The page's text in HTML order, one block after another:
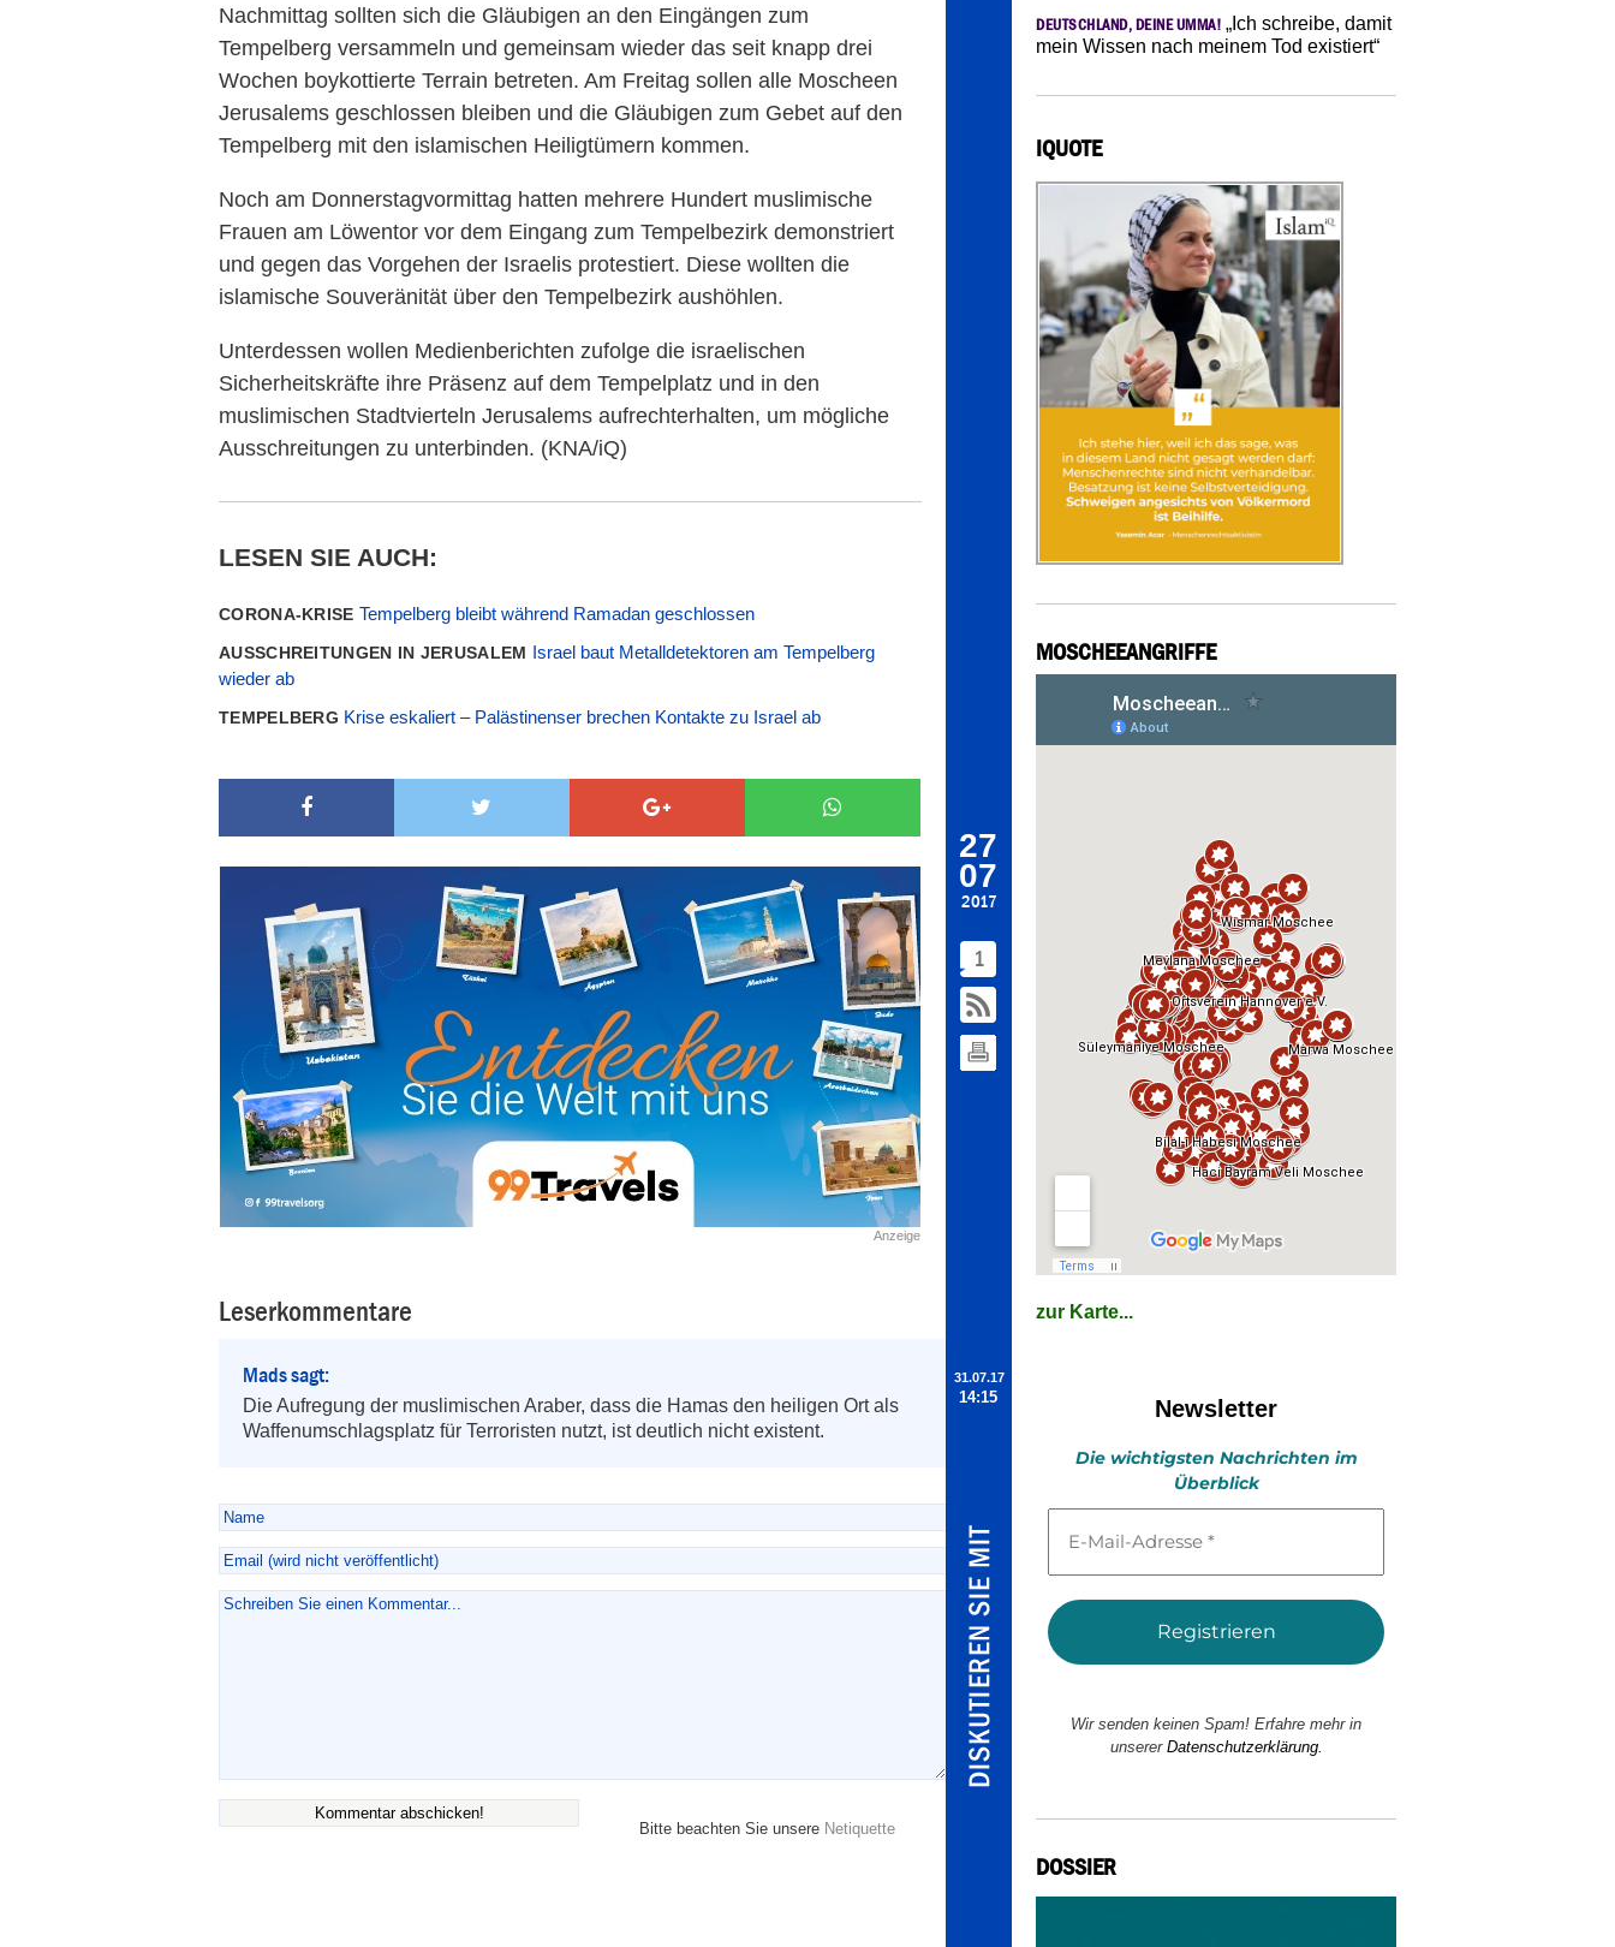
27
07
2017
1
Nachmittag sollten sich die Gläubigen an den Eingängen zum
Tempelberg versammeln und gemeinsam wieder das seit knapp drei
Wochen boykottierte Terrain betreten. Am Freitag sollen alle Moscheen
Jerusalems geschlossen bleiben und die Gläubigen zum Gebet auf den
Tempelberg mit den islamischen Heiligtümern kommen.
Noch am Donnerstagvormittag hatten mehrere Hundert muslimische
Frauen am Löwentor vor dem Eingang zum Tempelbezirk demonstriert
und gegen das Vorgehen der Israelis protestiert. Diese wollten die
islamische Souveränität über den Tempelbezirk aushöhlen.
Unterdessen wollen Medienberichten zufolge die israelischen
Sicherheitskräfte ihre Präsenz auf dem Tempelplatz und in den
muslimischen Stadtvierteln Jerusalems aufrechterhalten, um mögliche
Ausschreitungen zu unterbinden. (KNA/iQ)
LESEN SIE AUCH:
CORONA-KRISE Tempelberg bleibt während Ramadan geschlossen
AUSSCHREITUNGEN IN JERUSALEM Israel baut Metalldetektoren am Tempelberg
wieder ab
TEMPELBERG Krise eskaliert – Palästinenser brechen Kontakte zu Israel ab
Anzeige
Leserkommentare
Mads sagt:
Die Aufregung der muslimischen Araber, dass die Hamas den heiligen Ort als
Waffenumschlagsplatz für Terroristen nutzt, ist deutlich nicht existent.
31.07.17
14:15
Bitte beachten Sie unsere Netiquette
DEUTSCHLAND, DEINE UMMA! „Ich schreibe, damit
mein Wissen nach meinem Tod existiert“
IQUOTE
MOSCHEEANGRIFFE
zur Karte...
Newsletter
Die wichtigsten Nachrichten im
Überblick
Mail-
*
Wir senden keinen Spam! Erfahre mehr in
unserer Datenschutzerklärung.
DOSSIER